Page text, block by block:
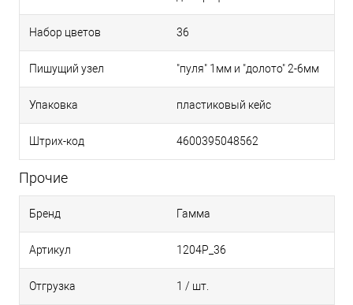
Набор цветов 36
Пишущий узел "пуля" 1мм и "долото" 2-6мм
Упаковка пластиковый кейс
Штрих-код 4600395048562
Прочие
Бренд Гамма
Артикул 1204P_36
Отгрузка 1 / шт.